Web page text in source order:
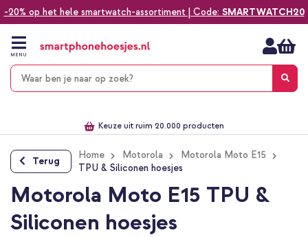
-20% op het hele smartwatch-assortiment | Code: SMARTWATCH20
naar
inhoud
MENU
Keuze uit ruim 20.000 producten
Terug
Home Motorola
Motorola Moto E15
TPU & Siliconen hoesjes
Motorola Moto E15 TPU &
Siliconen hoesjes